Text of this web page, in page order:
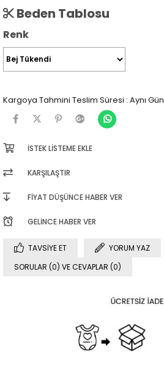
Beden Tablosu
Renk
Kargoya Tahmini Teslim Süresi : Aynı Gün
İSTEK LISTEME EKLE
KARŞILAŞTIR
FIYAT DÜŞÜNCE HABER VER
GELINCE HABER VER
TAVSIYE ET
YORUM YAZ
SORULAR (0) VE CEVAPLAR (0)